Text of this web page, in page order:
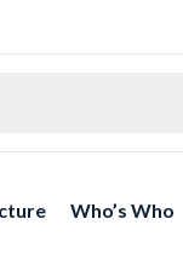
Who’s Who